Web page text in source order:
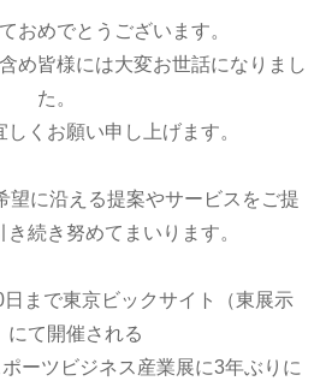
おめでとうございます。
め皆様には大変お世話になりまし
た。
くお願い申し上げます。
望に沿える提案やサービスをご提
続き努めてまいります。
まで東京ビックサイト（東展示
にて開催される
ーツビジネス産業展に3年ぶりに